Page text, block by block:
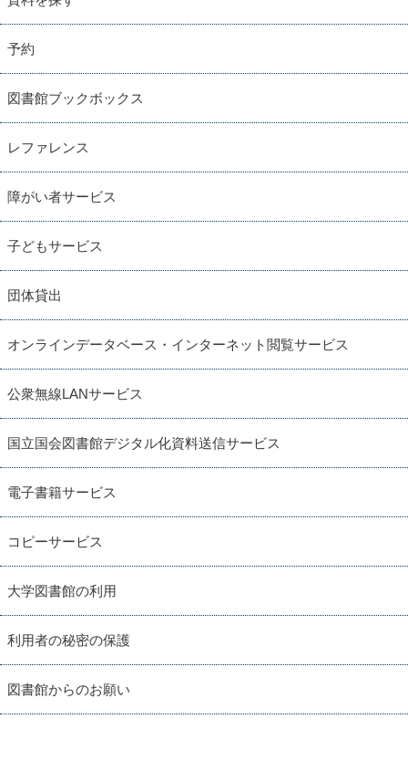
予約
図書館ブックボックス
レファレンス
障がい者サービス
子どもサービス
団体貸出
オンラインデータベース・インターネット閲覧サービス
公衆無線LANサービス
国立国会図書館デジタル化資料送信サービス
電子書籍サービス
コピーサービス
大学図書館の利用
利用者の秘密の保護
図書館からのお願い